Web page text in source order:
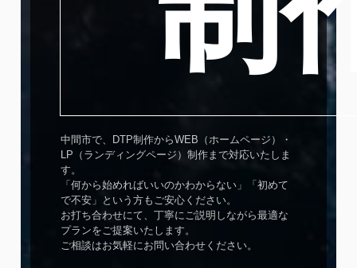
中間市で、DTP制作からWEB（ホームページ）・
LP（ランディングページ）制作まで対応いたしま
す。
「何から始めればいいのかわからない」「初めて
で不安」という方もご安心ください。
お打ち合わせにて、丁寧にご説明しながら最適な
プランをご提案いたします。
ご相談はお気軽にお問い合わせください。